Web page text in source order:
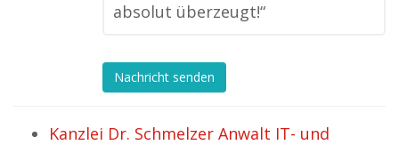
absolut überzeugt!“
Nachricht senden
Kanzlei Dr. Schmelzer Anwalt IT- und